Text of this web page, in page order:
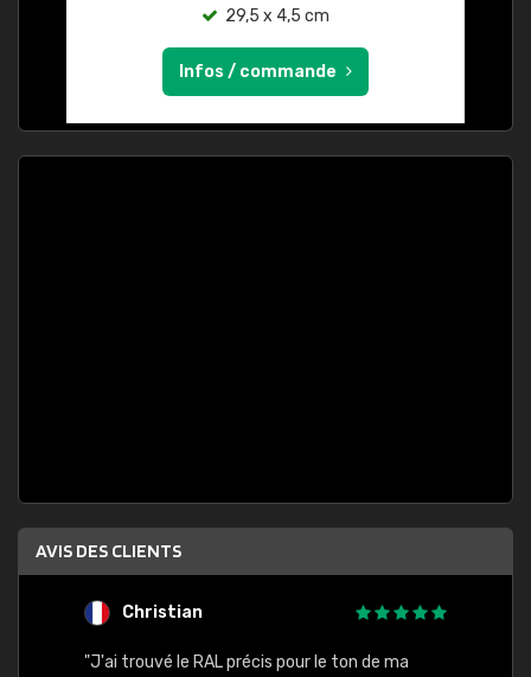
29,5 x 4,5 cm
Infos / commande
AVIS DES CLIENTS
Christian
"J'ai trouvé le RAL précis pour le ton de ma